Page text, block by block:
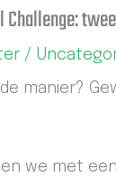
Challenge:
/
manier?
we met